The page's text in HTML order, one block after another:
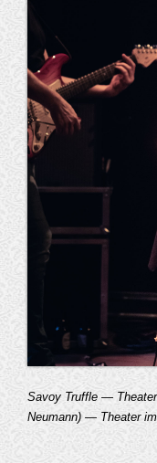
Savoy Truffle —
Neumann) — Theater